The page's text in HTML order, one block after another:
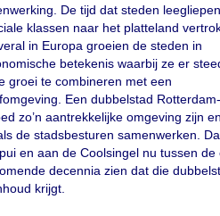
De tijd dat steden
klassen naar het platteland
in Europa groeien de steden in
betekenis waarbij ze er
groei te combineren met een
Een dubbelstad
zo’n aantrekkelijke omgeving zijn
de stadsbesturen samenwerken.
en aan de Coolsingel nu tussen de
decennia zien dat die
krijgt.